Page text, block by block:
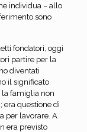
individua – allo
sono
fondatori, oggi
partire per la
diventati
il significato
la famiglia non
era questione di
per lavorare. A
era previsto